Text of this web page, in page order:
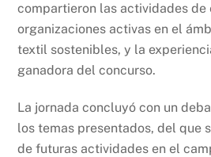
compartieron las actividades de
organizaciones activas en el
textil sostenibles, y la
ganadora del concurso.
La jornada concluyó con un
los temas presentados, del que
de futuras actividades en el